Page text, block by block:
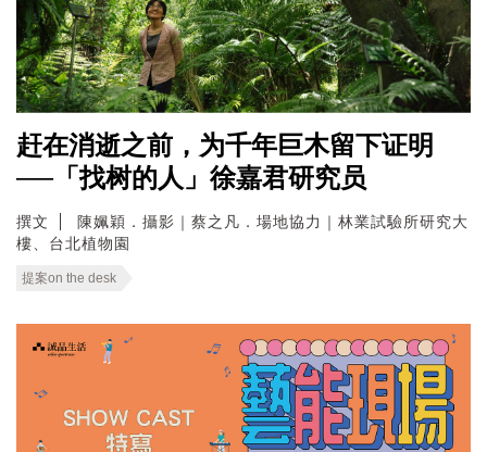
赶在消逝之前，为千年巨木留下证明
──「找树的人」徐嘉君研究员
撰文
陳姵穎．攝影｜蔡之凡．場地協力｜林業試驗所研究大
樓、台北植物園
提案on the desk